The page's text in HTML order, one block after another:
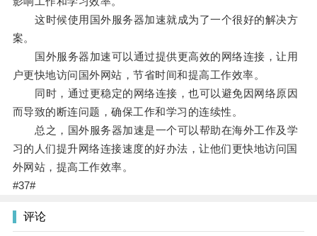
这时候使用国外服务器加速就成为了一个很好的解决方
案。
国外服务器加速可以通过提供更高效的网络连接，让用
户更快地访问国外网站，节省时间和提高工作效率。
同时，通过更稳定的网络连接，也可以避免因网络原因
而导致的断连问题，确保工作和学习的连续性。
总之，国外服务器加速是一个可以帮助在海外工作及学
习的人们提升网络连接速度的好办法，让他们更快地访问国
外网站，提高工作效率。
#37#
评论